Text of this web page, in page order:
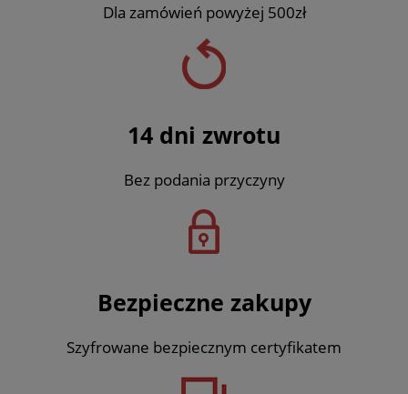
Dla zamówień powyżej 500zł
14 dni zwrotu
Bez podania przyczyny
Bezpieczne zakupy
Szyfrowane bezpiecznym certyfikatem